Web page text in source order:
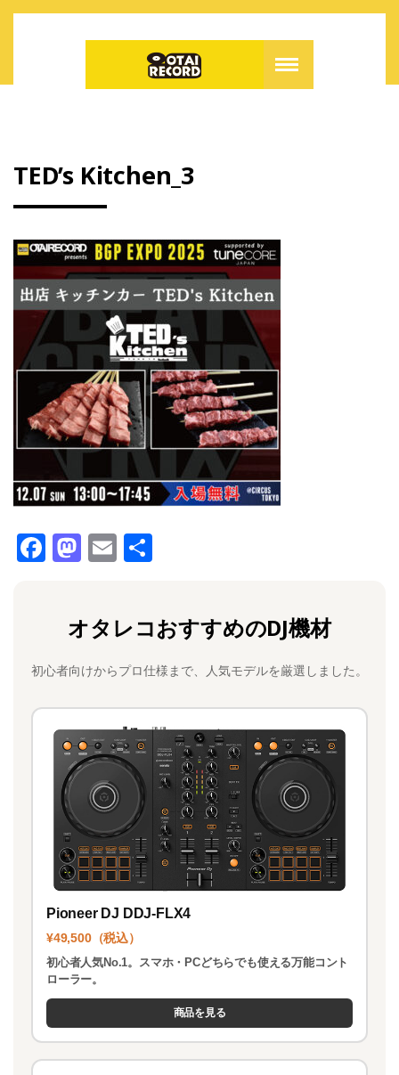
TED’s Kitchen_3
F
b
o
o
k
M
o
d
o
n
E
l
オタレコおすすめのDJ機材
初心者向けからプロ仕様まで、人気モデルを厳選しました。
Pioneer DJ DDJ-FLX4
¥49,500（税込）
初心者人気No.1。スマホ・PCどちらでも使える万能コント
ローラー。
商品を見る